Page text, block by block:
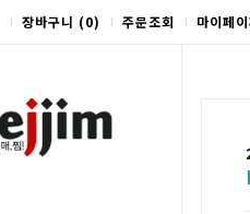
장바구니 (0) 주문조회 마이페이